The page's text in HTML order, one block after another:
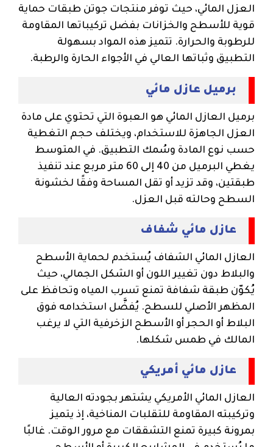
العزل المائي، حيث توفر منتجات جوتن طبقات حماية
قوية للأسطح والخزانات بفضل تركيباتها المقاومة
للرطوبة والحرارة. تتميز هذه المواد بسهولة
التطبيق وثباتها العالي في الأجواء الحارة والرطبة.
برميل عازل مائي
برميل العازل المائي هو العبوة التي تحتوي على مادة
العزل الجاهزة للاستخدام، ويختلف حجم التغطية
حسب نوع المادة وسُمك التطبيق. في المتوسط
يغطي البرميل من 40 إلى 60 متر مربع عند تنفيذ
طبقتين، وقد تزيد أو تقل المساحة وفقًا لخشونة
السطح وحالته قبل العزل.
عازل مائي شفاف
العازل المائي الشفاف يُستخدم لحماية الأسطح
والبلاط دون تغيير اللون أو الشكل الجمالي، حيث
يُكوّن طبقة شفافة تمنع تسرب المياه وتحافظ على
المظهر الأصلي للسطح. يُفضَّل استخدامه فوق
البلاط أو الحجر أو الأسطح الزخرفية التي لا يرغب
المالك في طمس شكلها.
عازل مائي أمريكي
العازل المائي الأمريكي يشتهر بجودته العالية
وتركيبته المقاومة للتقلبات المناخية، إذ يتميز
بمرونة كبيرة تمنع التشققات مع مرور الوقت. غالبًا